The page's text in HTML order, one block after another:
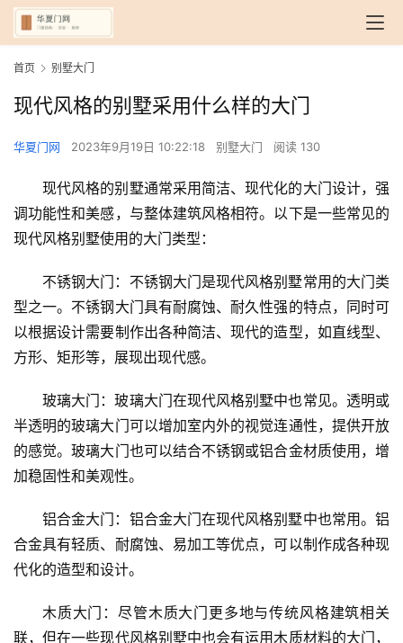
首页 别墅大门
现代风格的别墅采用什么样的大门
华夏门网 2023年9月19日 10:22:18 别墅大门 阅读 130
现代风格的别墅通常采用简洁、现代化的大门设计，强
调功能性和美感，与整体建筑风格相符。以下是一些常见的
现代风格别墅使用的大门类型：
不锈钢大门：不锈钢大门是现代风格别墅常用的大门类
型之一。不锈钢大门具有耐腐蚀、耐久性强的特点，同时可
以根据设计需要制作出各种简洁、现代的造型，如直线型、
方形、矩形等，展现出现代感。
玻璃大门：玻璃大门在现代风格别墅中也常见。透明或
半透明的玻璃大门可以增加室内外的视觉连通性，提供开放
的感觉。玻璃大门也可以结合不锈钢或铝合金材质使用，增
加稳固性和美观性。
铝合金大门：铝合金大门在现代风格别墅中也常用。铝
合金具有轻质、耐腐蚀、易加工等优点，可以制作成各种现
代化的造型和设计。
木质大门：尽管木质大门更多地与传统风格建筑相关
联，但在一些现代风格别墅中也会有运用木质材料的大门，